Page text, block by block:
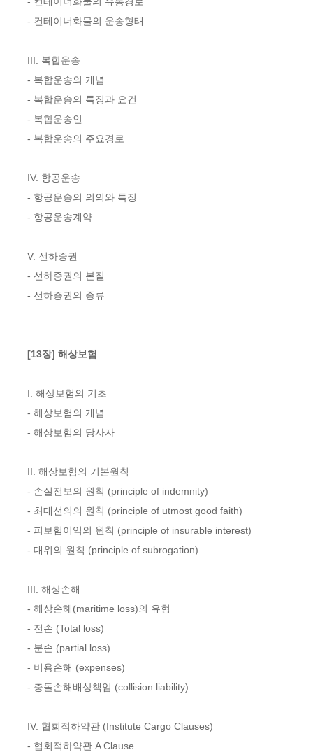
- 컨테이너화물의 운송형태
III. 복합운송
- 복합운송의 개념
- 복합운송의 특징과 요건
- 복합운송인
- 복합운송의 주요경로
IV. 항공운송
- 항공운송의 의의와 특징
- 항공운송계약
V. 선하증권
- 선하증권의 본질
- 선하증권의 종류
[13장] 해상보험
I. 해상보험의 기초
- 해상보험의 개념
- 해상보험의 당사자
II. 해상보험의 기본원칙
- 손실전보의 원칙 (principle of indemnity)
- 최대선의의 원칙 (principle of utmost good faith)
- 피보험이익의 원칙 (principle of insurable interest)
- 대위의 원칙 (principle of subrogation)
III. 해상손해
- 해상손해(maritime loss)의 유형
- 전손 (Total loss)
- 분손 (partial loss)
- 비용손해 (expenses)
- 충돌손해배상책임 (collision liability)
IV. 협회적하약관 (Institute Cargo Clauses)
- 협회적하약관 A Clause